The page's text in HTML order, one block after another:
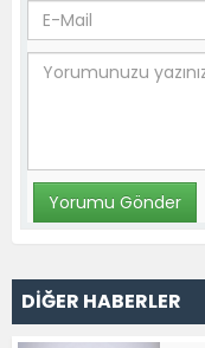
DİĞER HABERLER